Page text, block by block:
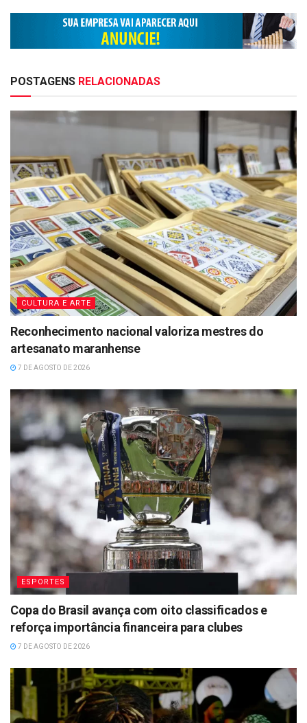
POSTAGENS RELACIONADAS
CULTURA E ARTE
Reconhecimento nacional valoriza mestres do
artesanato maranhense
7 DE AGOSTO DE 2026
ESPORTES
Copa do Brasil avança com oito classificados e
reforça importância financeira para clubes
7 DE AGOSTO DE 2026